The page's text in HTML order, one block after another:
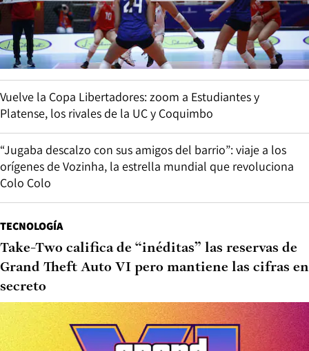
Vuelve la Copa Libertadores: zoom a Estudiantes y
Platense, los rivales de la UC y Coquimbo
“Jugaba descalzo con sus amigos del barrio”: viaje a los
orígenes de Vozinha, la estrella mundial que revoluciona
Colo Colo
TECNOLOGÍA
Take-Two califica de “inéditas” las reservas de
Grand Theft Auto VI pero mantiene las cifras en
secreto